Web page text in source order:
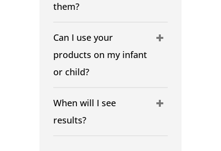
them?
Can I use your
products on my infant
or child?
When will I see
results?